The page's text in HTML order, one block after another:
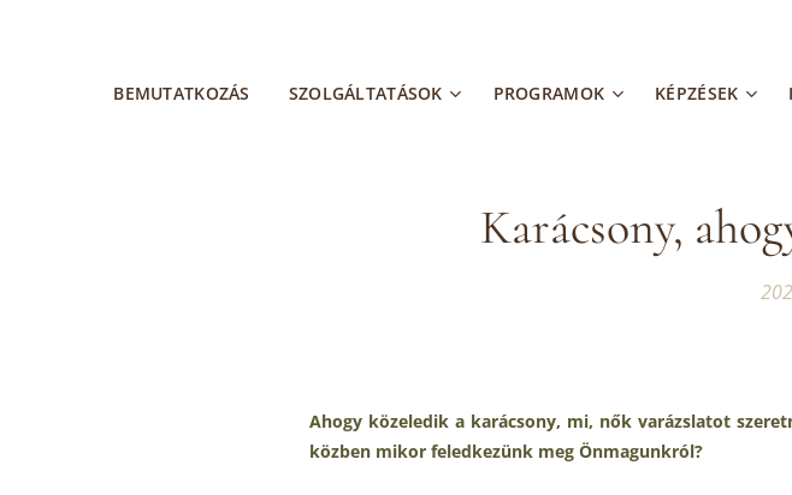
BEMUTATKOZÁS SZOLGÁLTATÁSOK PROGRAMOK KÉPZÉSEK
Karácsony,
Ahogy közeledik a karácsony, mi, nők varázslatot
közben mikor feledkezünk meg Önmagunkról?